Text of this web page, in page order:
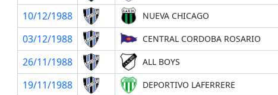
10/12/1988
NUEVA CHICAGO
03/12/1988
CENTRAL CORDOBA ROSARIO
26/11/1988
ALL BOYS
19/11/1988
DEPORTIVO LAFERRERE